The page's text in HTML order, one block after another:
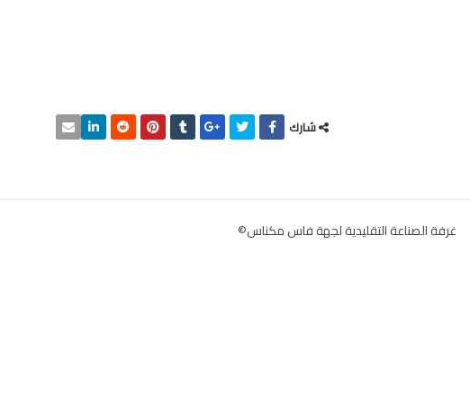
شارك
غرفة الصناعة التقليدية لجهة فاس مكناس©